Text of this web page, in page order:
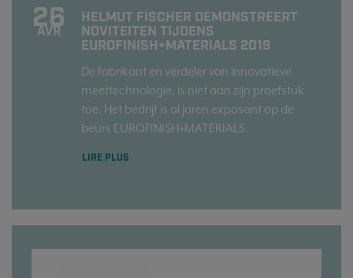
26
AVR
HELMUT FISCHER DEMONSTREERT
NOVITEITEN TIJDENS
EUROFINISH+MATERIALS 2019
De fabrikant en verdeler van innovatieve
meettechnologie, is niet aan zijn proefstuk
toe. Het bedrijf is al jaren exposant op de
beurs EUROFINISH+MATERIALS.
LIRE PLUS